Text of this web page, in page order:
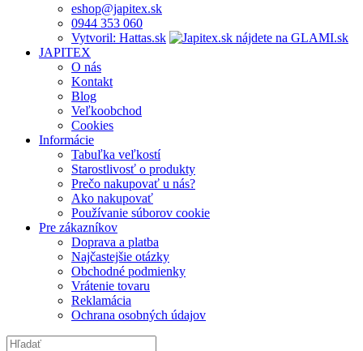
eshop@japitex.sk
0944 353 060
Vytvoril: Hattas.sk
JAPITEX
O nás
Kontakt
Blog
Veľkoobchod
Cookies
Informácie
Tabuľka veľkostí
Starostlivosť o produkty
Prečo nakupovať u nás?
Ako nakupovať
Používanie súborov cookie
Pre zákazníkov
Doprava a platba
Najčastejšie otázky
Obchodné podmienky
Vrátenie tovaru
Reklamácia
Ochrana osobných údajov